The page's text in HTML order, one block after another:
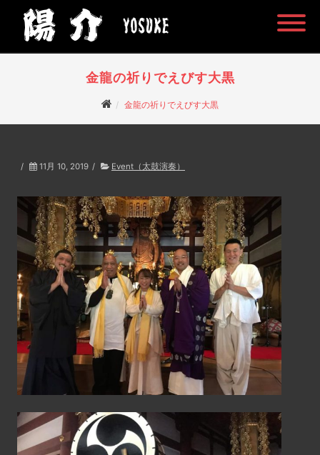
金龍の祈りでえびす大黒
金龍の祈りでえびす大黒
/ 11月 10, 2019 / Event（太鼓演奏）